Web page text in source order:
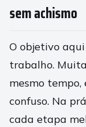
sem achismo
O objetivo
trabalho.
mesmo
confuso. Na
cada etapa